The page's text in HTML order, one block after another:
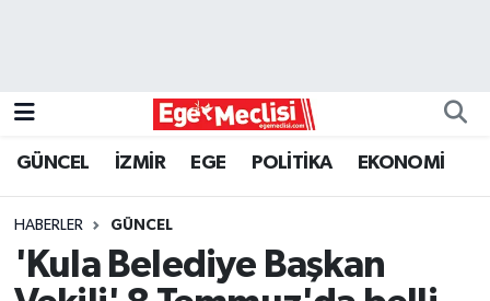
GÜNCEL İZMİR EGE POLİTİKA EKONOMİ
HABERLER GÜNCEL
'Kula Belediye Başkan
GÜNCEL
İZMİR